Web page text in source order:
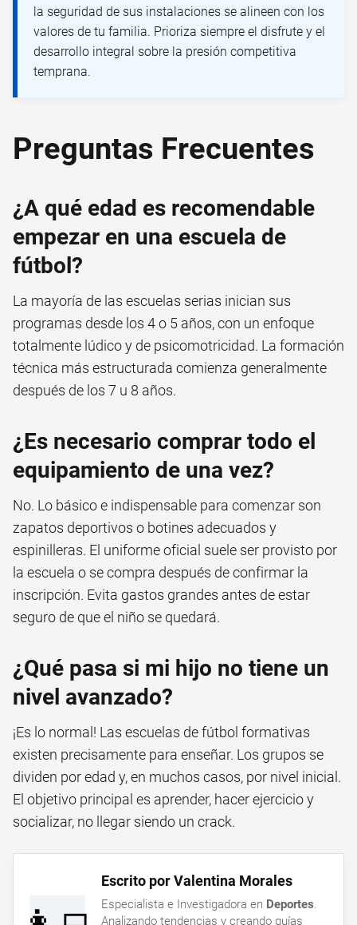
la seguridad de sus instalaciones se alineen con los
valores de tu familia. Prioriza siempre el disfrute y el
desarrollo integral sobre la presión competitiva
temprana.
Preguntas Frecuentes
¿A qué edad es recomendable
empezar en una escuela de
fútbol?
La mayoría de las escuelas serias inician sus
programas desde los 4 o 5 años, con un enfoque
totalmente lúdico y de psicomotricidad. La formación
técnica más estructurada comienza generalmente
después de los 7 u 8 años.
¿Es necesario comprar todo el
equipamiento de una vez?
No. Lo básico e indispensable para comenzar son
zapatos deportivos o botines adecuados y
espinilleras. El uniforme oficial suele ser provisto por
la escuela o se compra después de confirmar la
inscripción. Evita gastos grandes antes de estar
seguro de que el niño se quedará.
¿Qué pasa si mi hijo no tiene un
nivel avanzado?
¡Es lo normal! Las escuelas de fútbol formativas
existen precisamente para enseñar. Los grupos se
dividen por edad y, en muchos casos, por nivel inicial.
El objetivo principal es aprender, hacer ejercicio y
socializar, no llegar siendo un crack.
Escrito por Valentina Morales
Especialista e Investigadora en Deportes.
Analizando tendencias y creando guías